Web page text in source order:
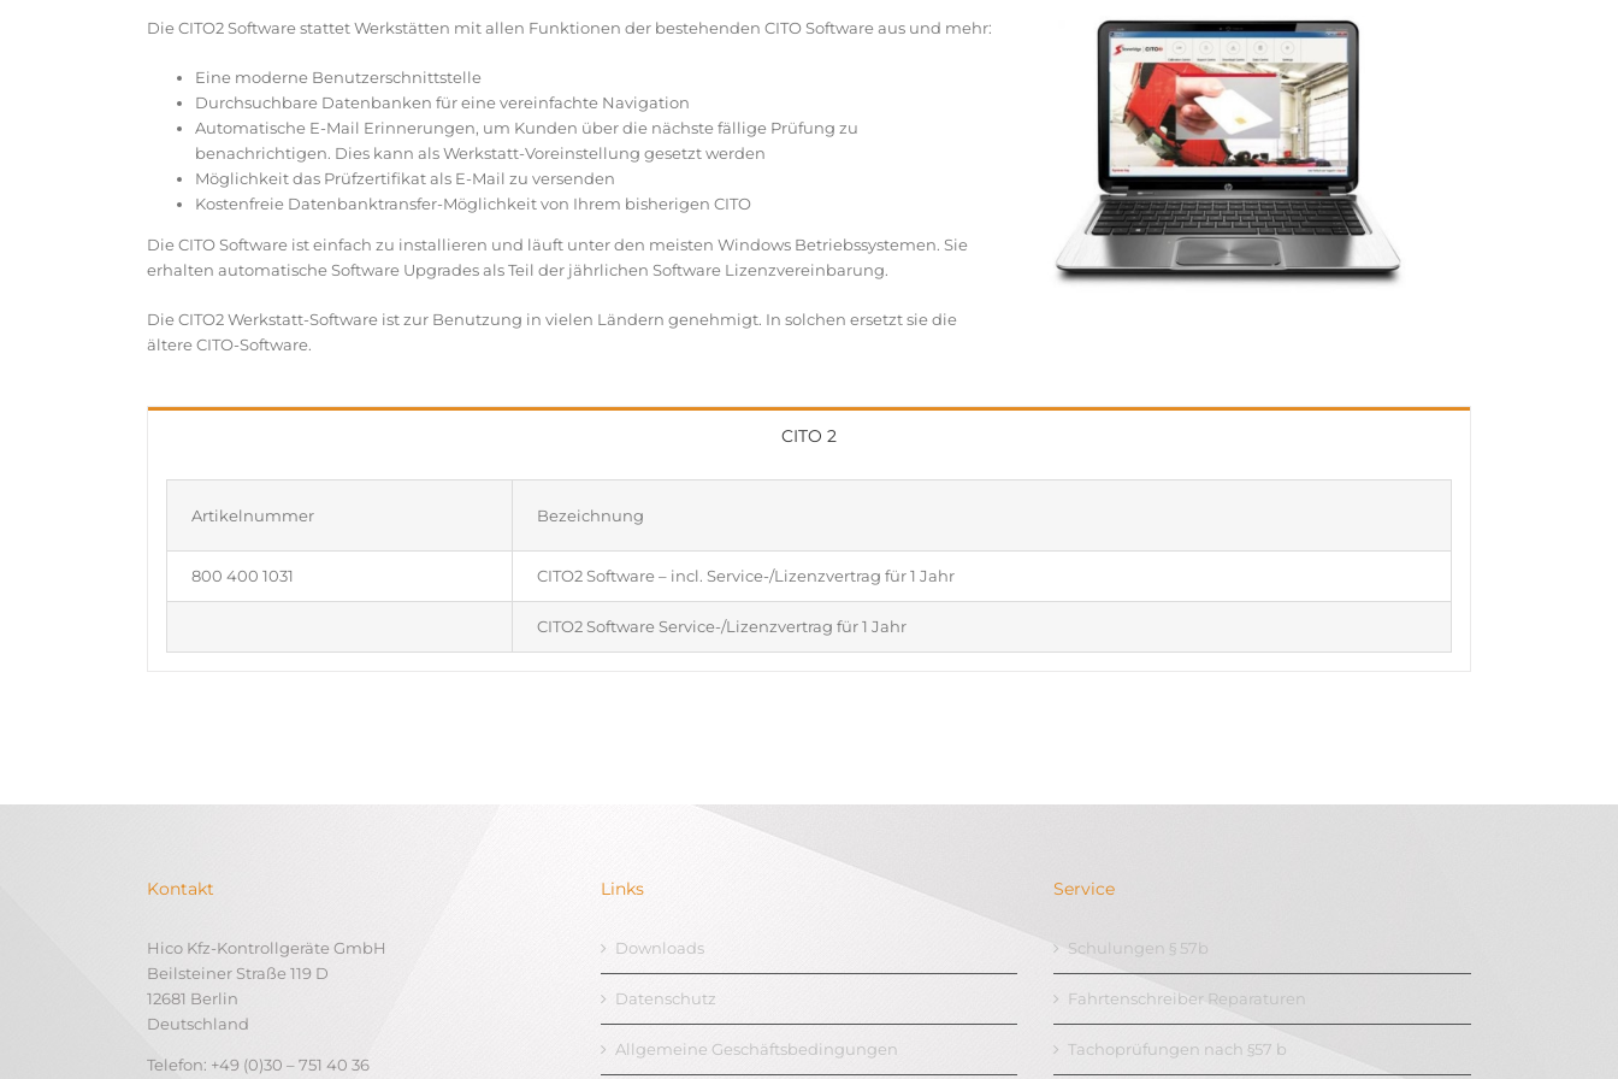
Die CITO2 Software stattet Werkstätten mit allen Funktionen der bestehenden CITO Software aus und mehr:
Eine moderne Benutzerschnittstelle
Durchsuchbare Datenbanken für eine vereinfachte Navigation
Automatische E-Mail Erinnerungen, um Kunden über die nächste fällige Prüfung zu
benachrichtigen. Dies kann als Werkstatt-Voreinstellung gesetzt werden
Möglichkeit das Prüfzertifikat als E-Mail zu versenden
Kostenfreie Datenbanktransfer-Möglichkeit von Ihrem bisherigen CITO
Die CITO Software ist einfach zu installieren und läuft unter den meisten Windows Betriebssystemen. Sie
erhalten automatische Software Upgrades als Teil der jährlichen Software Lizenzvereinbarung.
Die CITO2 Werkstatt-Software ist zur Benutzung in vielen Ländern genehmigt. In solchen ersetzt sie die
ältere CITO-Software.
CITO 2
Artikelnummer Bezeichnung
800 400 1031 CITO2 Software – incl. Service-/Lizenzvertrag für 1 Jahr
CITO2 Software Service-/Lizenzvertrag für 1 Jahr
Kontakt
Hico Kfz-Kontrollgeräte GmbH
Beilsteiner Straße 119 D
12681 Berlin
Deutschland
Telefon: +49 (0)30 – 751 40 36
Links
Downloads
Datenschutz
Allgemeine Geschäftsbedingungen
Service
Schulungen § 57b
Fahrtenschreiber Reparaturen
Tachoprüfungen nach §57 b